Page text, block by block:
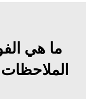
ما هي